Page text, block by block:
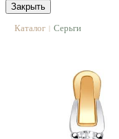
Закрыть
Каталог | Серьги